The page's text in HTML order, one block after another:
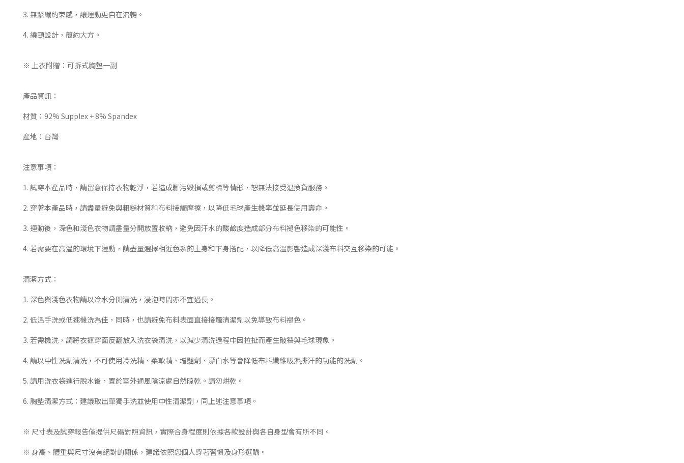
3. 無緊繃約束感，讓運動更自在流暢。
4. 繞頸設計，簡約大方。
※ 上衣附贈：可拆式胸墊一副
產品資訊：
材質：92% Supplex + 8% Spandex
產地：台灣
注意事項：
1. 試穿本產品時，請留意保持衣物乾淨，若造成髒污毀損或剪標等情形，恕無法接受退換貨服務。
2. 穿著本產品時，請盡量避免與粗糙材質和布料接觸摩擦，以降低毛球產生機率並延長使用壽命。
3. 運動後，深色和淺色衣物請盡量分開放置收納，避免因汗水的酸鹼度造成部分布料褪色移染的可能性。
4. 若需要在高溫的環境下運動，請盡量選擇相近色系的上身和下身搭配，以降低高溫影響造成深淺布料交互移染的可能。
清潔方式：
1. 深色與淺色衣物請以冷水分開清洗，浸泡時間亦不宜過長。
2. 低溫手洗或低速機洗為佳，同時，也請避免布料表面直接接觸清潔劑以免導致布料褪色。
3. 若需機洗，請將衣褲穿面反翻放入洗衣袋清洗，以減少清洗過程中因拉扯而產生破裂與毛球現象。
4. 請以中性洗劑清洗，不可使用冷洗精、柔軟精、增豔劑、漂白水等會降低布料纖維吸濕排汗的功能的洗劑。
5. 請用洗衣袋進行脫水後，置於室外通風陰涼處自然晾乾。請勿烘乾。
6. 胸墊清潔方式：建議取出單獨手洗並使用中性清潔劑，同上述注意事項。
※ 尺寸表及試穿報告僅提供尺碼對照資訊，實際合身程度則依據各款設計與各自身型會有所不同。
※ 身高、體重與尺寸沒有絕對的關係，建議依照您個人穿著習慣及身形選購。